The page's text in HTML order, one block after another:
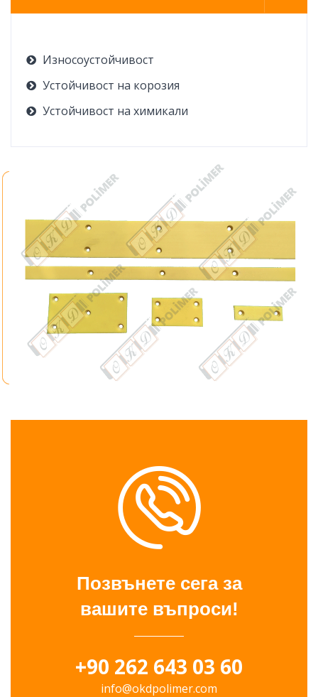
Износоустойчивост
Устойчивост на корозия
Устойчивост на химикали
Позвънете сега за
вашите въпроси!
+90 262 643 03 60
info@okdpolimer.com